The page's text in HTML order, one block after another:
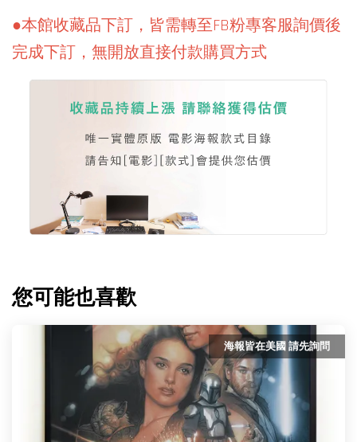
●本館收藏品下訂，皆需轉至FB粉專客服詢價後
完成下訂，無開放直接付款購買方式
您可能也喜歡
海報皆在美國 請先詢問